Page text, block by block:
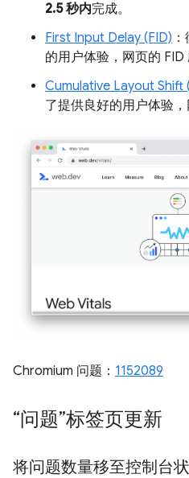
2.5 秒内完成。
First Input Delay (FID)
的用户体验，网页的 FID
Cumulative Layout Shift
了提供良好的用户体验
Chromium 问题： 1152089
“问题”标签页更新
将问题数量移至控制台